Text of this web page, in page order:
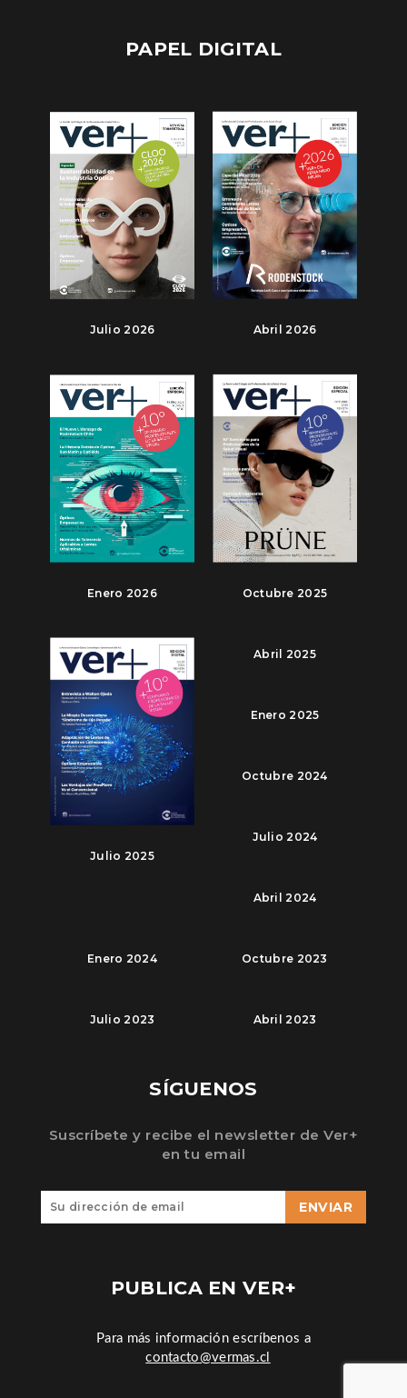
PAPEL DIGITAL
Julio 2026 Abril 2026
Enero 2026 Octubre 2025
Julio 2025
Abril 2025
Enero 2025
Octubre 2024
Julio 2024
Abril 2024
Enero 2024 Octubre 2023
Julio 2023 Abril 2023
SÍGUENOS
Suscríbete y recibe el newsletter de Ver+
en tu email
ENVIAR
PUBLICA EN VER+
Para más información escríbenos a
contacto@vermas.cl